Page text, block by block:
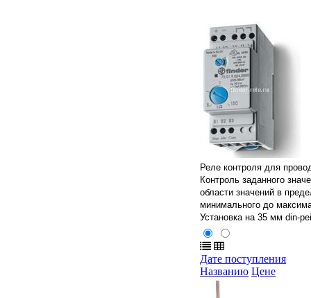
Реле контроля для
Контроль заданного
области значений в
минимального до
Установка на 35 мм din-
Дате поступления
Названию Цене